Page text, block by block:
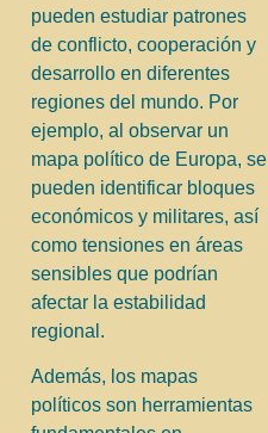
pueden estudiar patrones
de conflicto, cooperación y
desarrollo en diferentes
regiones del mundo. Por
ejemplo, al observar un
mapa político de Europa, se
pueden identificar bloques
económicos y militares, así
como tensiones en áreas
sensibles que podrían
afectar la estabilidad
regional.
Además, los mapas
políticos son herramientas